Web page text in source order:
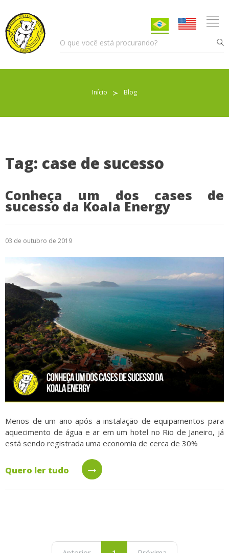
Início ≻ Blog
Tag: case de sucesso
Conheça um dos cases de
sucesso da Koala Energy
03 de outubro de 2019
Menos de um ano após a instalação de equipamentos para
aquecimento de água e ar em um hotel no Rio de Janeiro, já
está sendo registrada uma economia de cerca de 30%
Quero ler tudo →
Sobre nós
Atendimento
Blog
Denúncias
Relatório Transparência
Trabalhe Conosco